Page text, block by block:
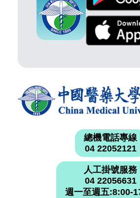
總機電話專線
04 22052121
人工掛號服務
04 22056631
週一至週五:8:00-